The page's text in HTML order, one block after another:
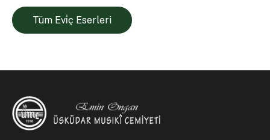
Tüm Evi̇ç Eserleri